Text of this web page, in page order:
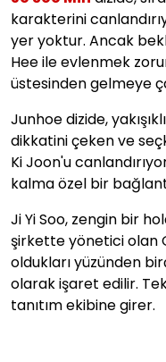
karakterini
yer yoktur. Ancak
Hee ile evlenmek
üstesinden gelmeye
Junhoe dizide,
dikkatini çeken ve
Ki Joon'u
kalma özel bir
Ji Yi Soo, zengin bir
şirkette yönetici olan
oldukları yüzünden
olarak işaret edilir.
tanıtım ekibine girer.